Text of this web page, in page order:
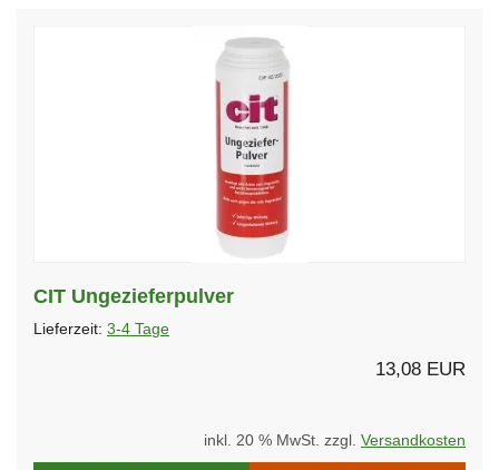
CIT Ungezieferpulver
Lieferzeit: 3-4 Tage
13,08 EUR
inkl. 20 % MwSt. zzgl. Versandkosten